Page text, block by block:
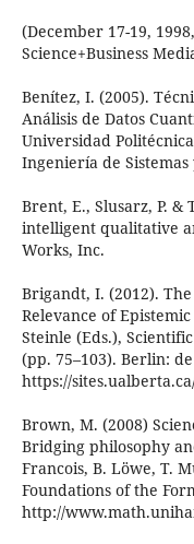
(December 17-19,
Science+Business
Benítez, I. (2005).
Análisis de Datos
Universidad
Ingeniería de
Brent, E., Slusarz, P.
intelligent qualitative
Works, Inc.
Brigandt, I. (2012).
Relevance of
Steinle (Eds.),
(pp. 75–103). Berlin:
https://
Brown, M. (2008)
Bridging philosophy
Francois, B. Löwe, T.
Foundations of the
http://